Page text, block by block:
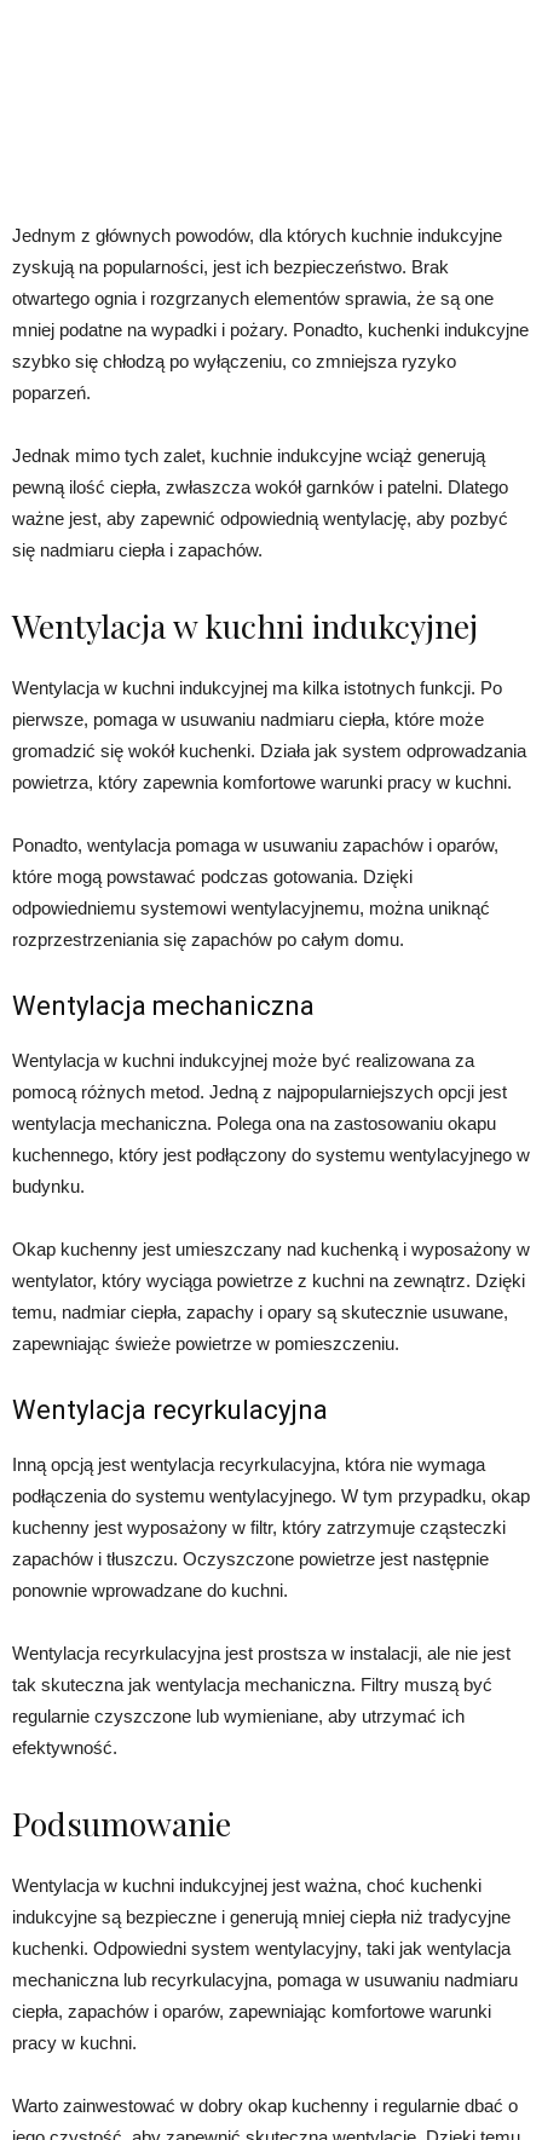
Jednym z głównych powodów, dla których kuchnie indukcyjne
zyskują na popularności, jest ich bezpieczeństwo. Brak
otwartego ognia i rozgrzanych elementów sprawia, że ​​są one
mniej podatne na wypadki i pożary. Ponadto, kuchenki indukcyjne
szybko się chłodzą po wyłączeniu, co zmniejsza ryzyko
poparzeń.
Jednak mimo tych zalet, kuchnie indukcyjne wciąż generują
pewną ilość ciepła, zwłaszcza wokół garnków i patelni. Dlatego
ważne jest, aby zapewnić odpowiednią wentylację, aby pozbyć
się nadmiaru ciepła i zapachów.
Wentylacja w kuchni indukcyjnej
Wentylacja w kuchni indukcyjnej ma kilka istotnych funkcji. Po
pierwsze, pomaga w usuwaniu nadmiaru ciepła, które może
gromadzić się wokół kuchenki. Działa jak system odprowadzania
powietrza, który zapewnia komfortowe warunki pracy w kuchni.
Ponadto, wentylacja pomaga w usuwaniu zapachów i oparów,
które mogą powstawać podczas gotowania. Dzięki
odpowiedniemu systemowi wentylacyjnemu, można uniknąć
rozprzestrzeniania się zapachów po całym domu.
Wentylacja mechaniczna
Wentylacja w kuchni indukcyjnej może być realizowana za
pomocą różnych metod. Jedną z najpopularniejszych opcji jest
wentylacja mechaniczna. Polega ona na zastosowaniu okapu
kuchennego, który jest podłączony do systemu wentylacyjnego w
budynku.
Okap kuchenny jest umieszczany nad kuchenką i wyposażony w
wentylator, który wyciąga powietrze z kuchni na zewnątrz. Dzięki
temu, nadmiar ciepła, zapachy i opary są skutecznie usuwane,
zapewniając świeże powietrze w pomieszczeniu.
Wentylacja recyrkulacyjna
Inną opcją jest wentylacja recyrkulacyjna, która nie wymaga
podłączenia do systemu wentylacyjnego. W tym przypadku, okap
kuchenny jest wyposażony w filtr, który zatrzymuje cząsteczki
zapachów i tłuszczu. Oczyszczone powietrze jest następnie
ponownie wprowadzane do kuchni.
Wentylacja recyrkulacyjna jest prostsza w instalacji, ale nie jest
tak skuteczna jak wentylacja mechaniczna. Filtry muszą być
regularnie czyszczone lub wymieniane, aby utrzymać ich
efektywność.
Podsumowanie
Wentylacja w kuchni indukcyjnej jest ważna, choć kuchenki
indukcyjne są bezpieczne i generują mniej ciepła niż tradycyjne
kuchenki. Odpowiedni system wentylacyjny, taki jak wentylacja
mechaniczna lub recyrkulacyjna, pomaga w usuwaniu nadmiaru
ciepła, zapachów i oparów, zapewniając komfortowe warunki
pracy w kuchni.
Warto zainwestować w dobry okap kuchenny i regularnie dbać o